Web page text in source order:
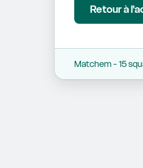
Retour à
Matchem - 15